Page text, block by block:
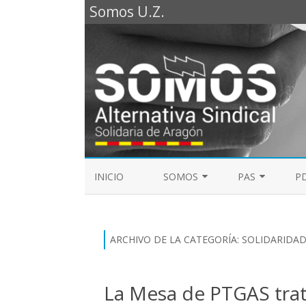
Somos U.Z.
INICIO SOMOS PAS
MESA DE PAS
ARCHIVO DE LA CATEGORÍA: SOLIDARIDAD
La Mesa de PTGAS